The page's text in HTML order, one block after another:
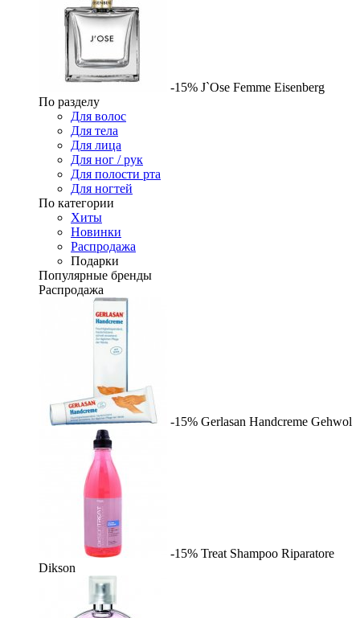
-15% J`Ose Femme Eisenberg
По разделу
Для волос
Для тела
Для лица
Для ног / рук
Для полости рта
Для ногтей
По категории
Хиты
Новинки
Распродажа
Подарки
Популярные бренды
Распродажа
-15% Gerlasan Handcreme Gehwol
-15% Treat Shampoo Riparatore
Dikson